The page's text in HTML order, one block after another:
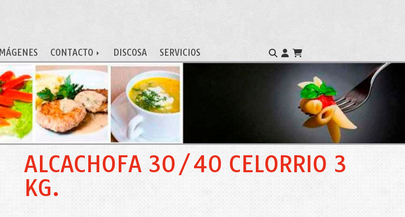
IMÁGENES CONTACTO DISCOSA SERVICIOS
ALCACHOFA 30/40 CELORRIO 3
KG.